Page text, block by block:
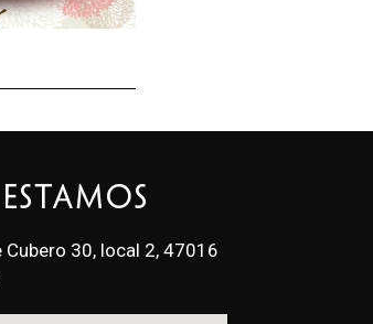
Cubero 30, local 2, 47016